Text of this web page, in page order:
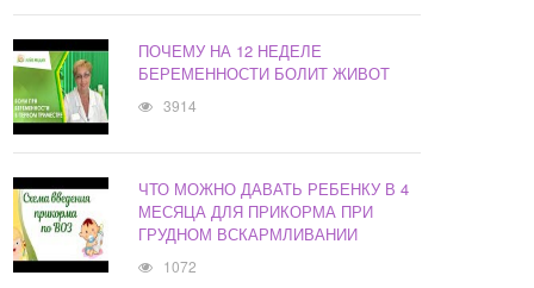
ПОЧЕМУ НА 12 НЕДЕЛЕ
БЕРЕМЕННОСТИ БОЛИТ ЖИВОТ
3914
ЧТО МОЖНО ДАВАТЬ РЕБЕНКУ В 4
МЕСЯЦА ДЛЯ ПРИКОРМА ПРИ
ГРУДНОМ ВСКАРМЛИВАНИИ
1072